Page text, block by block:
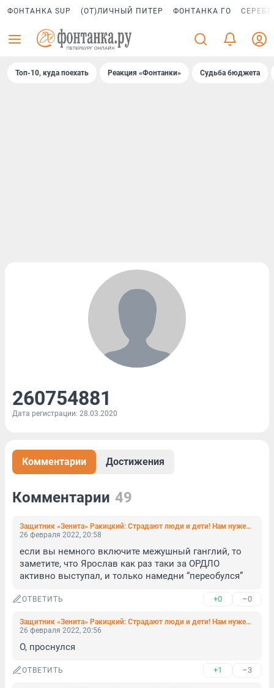
ФОНТАНКА SUP (ОТ)ЛИЧНЫЙ ПИТЕР ФОНТАНКА ГО
Топ-10, куда поехать Реакция «Фонтанки» Судьба бюджета
260754881
Дата регистрации: 28.03.2020
Комментарии Достижения
Комментарии 49
Защитник «Зенита» Ракицкий: Страдают люди и дети! Нам нужен мир!
26 февраля 2022, 20:58
если вы немного включите межушный ганглий, то
заметите, что Ярослав как раз таки за ОРДЛО
активно выступал, и только намедни “переобулся”
ОТВЕТИТЬ +0 –0
Защитник «Зенита» Ракицкий: Страдают люди и дети! Нам нужен мир!
26 февраля 2022, 20:56
О, проснулся
ОТВЕТИТЬ +1 –3